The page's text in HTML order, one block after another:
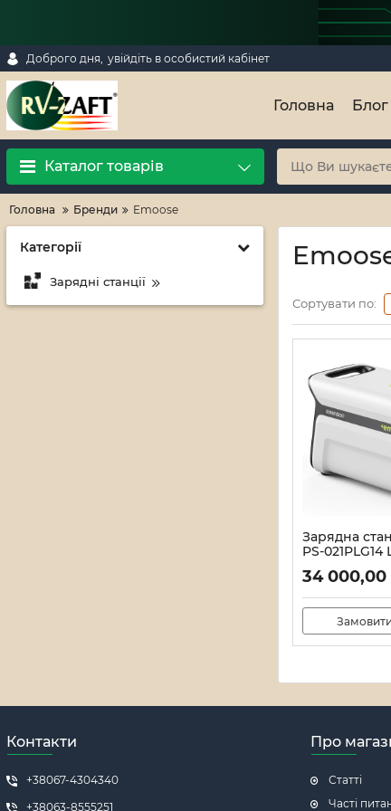
Доброго дня, увійдіть в особистий кабінет
Головна Блог
Каталог товарів
Головна Бренди Emoose
Категорії
Зарядні станції
Сортувати по:
Зарядна
PS-
Артикул:
34 000,00
Контакти
+38067-4304340
+38063-8555251
Про
Статті
Часті